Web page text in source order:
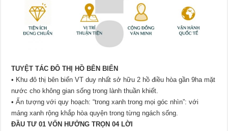
TUYỆT TÁC ĐÔ THỊ HỒ BÊN BIỂN
• Khu đô thị bên biển VT duy nhất sở hữu 2 hồ điều hòa gần 9ha mặt
nước cho không gian sống trong lành thuần khiết.
• Ấn tượng với quy hoạch: “trong xanh trong mọi góc nhìn”: với
mảng xanh rộng khắp hòa quyện trong từng ngách sống.
ĐẦU TƯ 01 VỐN HƯỞNG TRỌN 04 LỜI